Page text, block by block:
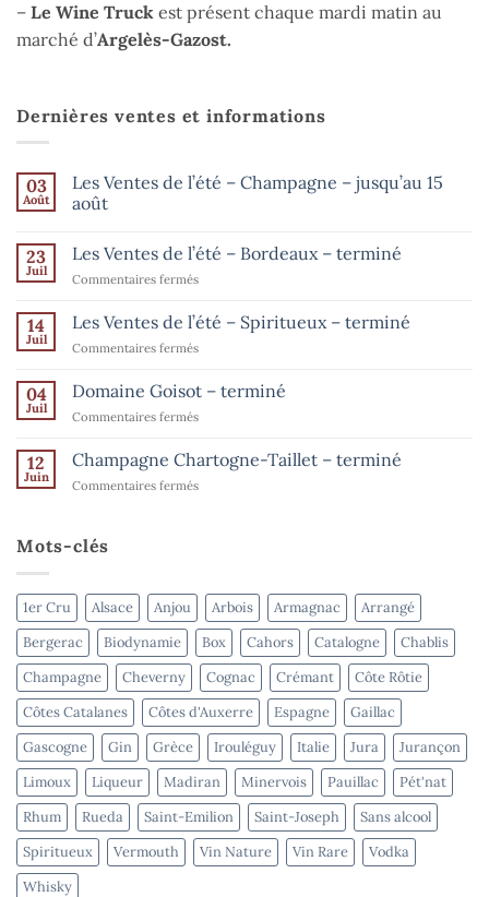
– Le Wine Truck est présent chaque mardi matin au
marché d’Argelès-Gazost.
Dernières ventes et informations
03
Août
Les Ventes de l’été – Champagne – jusqu’au 15
août
sur
Ventes
–
–
15
août
23
Juil
Les Ventes de l’été – Bordeaux – terminé
Commentaires ferméssur
Ventes
de
l’été
Bordeaux
14
Juil
Les Ventes de l’été – Spiritueux – terminé
Commentaires ferméssur
Ventes
de
l’été
Spiritueux
04
Juil
Domaine Goisot – terminé
Commentaires ferméssur
Goisot
–
terminé
12
Juin
Champagne Chartogne-Taillet – terminé
Commentaires ferméssur
Mots-clés
1er Cru Alsace Anjou Arbois Armagnac
Arrangé
Bergerac
Biodynamie Box Cahors Catalogne
Chablis
Champagne
Cheverny Cognac Crémant
Côte Rôtie
Côtes Catalanes
Côtes d'Auxerre Espagne
Gaillac
Gascogne
Gin Grèce Irouléguy Italie Jura
Jurançon
Limoux
Liqueur Madiran Minervois Pauillac
Pét'nat
Rhum
Rueda Saint-Emilion Saint-Joseph
Sans alcool
Spiritueux
Vermouth Vin Nature Vin Rare
Vodka
Whisky